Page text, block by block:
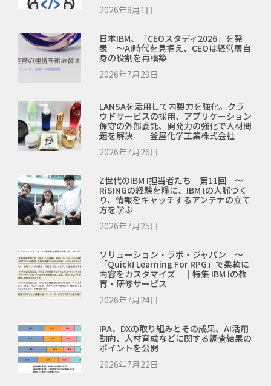
2026年8月1日
日本IBM、「CEOスタディ2026」を発
表 ～AI時代を見据え、CEOは経営層自
身の役割を再構築
2026年7月29日
LANSAを活用して内製力を強化。クラ
ウドサービスの採用、アプリケーション
保守の外部委託、開発力の強化で人材問
題を解決 ｜釜屋化学工業株式会社
2026年7月26日
Z世代のIBM I担当者たち 第11回 ～
RiSINGの経験を糧に、IBM Iの人脈づく
り、情報をキャッチするアンテナの立て
方を学ぶ
2026年7月25日
ソリューション・ラボ・ジャパン ～
「Quick! Learning For RPG」で柔軟に
内容をカスタマイズ ｜特集 IBM Iの教
育・研修サービス
2026年7月24日
IPA、DXの取り組みとその成果、AI活用
動向、人材育成などに関する調査結果の
ポイントを公開
2026年7月22日